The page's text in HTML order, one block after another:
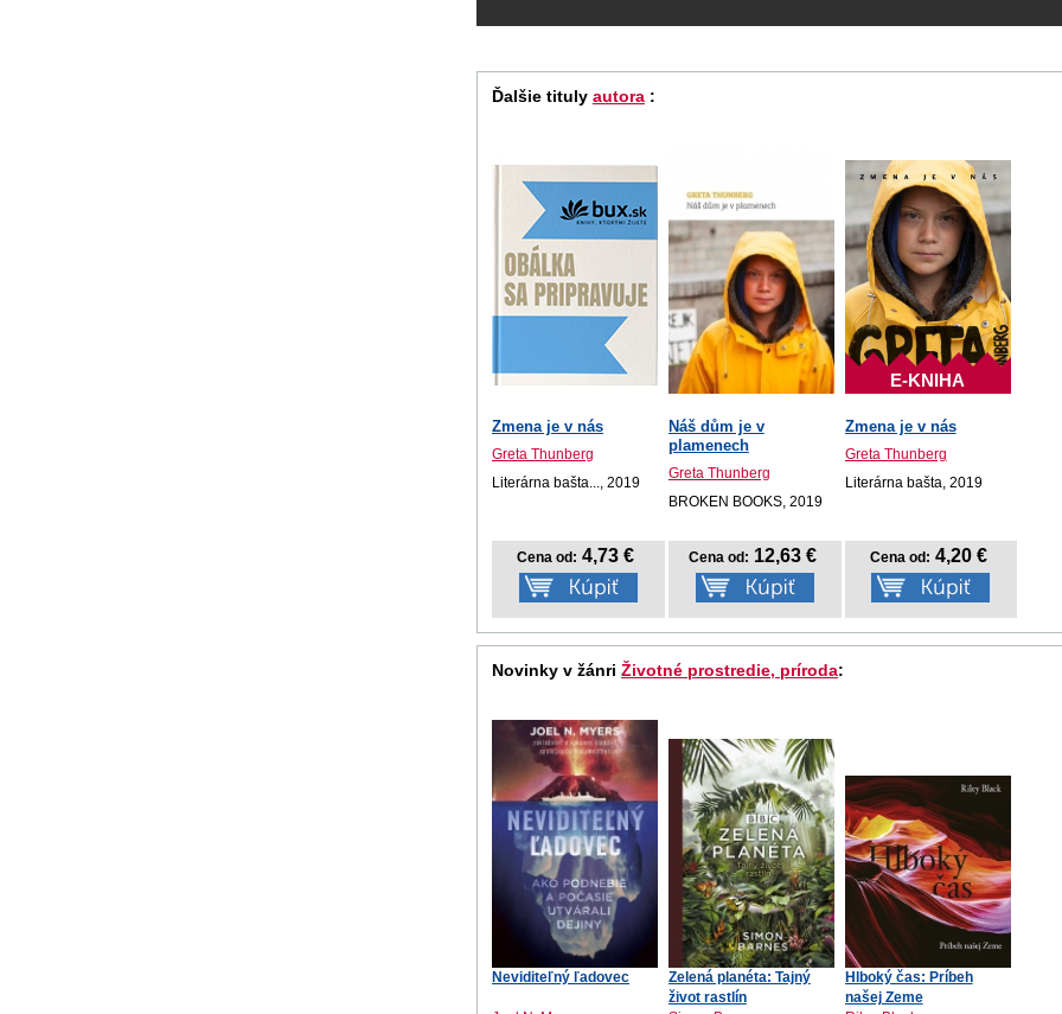
Ďalšie tituly autora :
Zmena je v nás
Greta Thunberg
Literárna bašta..., 2019
Cena od: 4,73 €
Náš dům je v
plamenech
Greta Thunberg
BROKEN BOOKS, 2019
Cena od: 12,63 €
E-KNIHA
Zmena je v nás
Greta Thunberg
Literárna bašta, 2019
Cena od: 4,20 €
Novinky v žánri Životné prostredie, príroda:
Neviditeľný ľadovec
Zelená planéta: Tajný
život rastlín
Hlboký čas: Príbeh
našej Zeme